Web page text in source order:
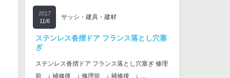
2017
11/6
サッシ・建具・建材
ステンレス沓摺ドア フランス落とし穴塞
ぎ
ステンレス沓摺ドア フランス落とし穴塞ぎ 修理
前 ↓ 補修後 ↓ 修理前 ↓ 補修後 ↓ …